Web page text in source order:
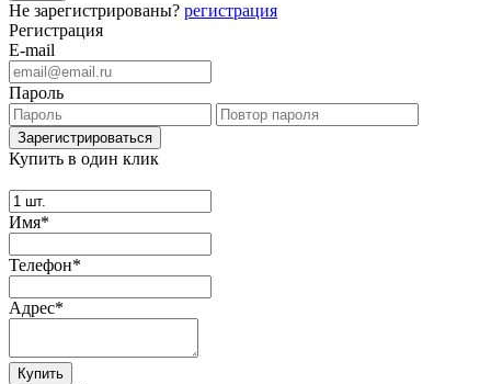
Не зарегистрированы? регистрация
Регистрация
E-mail
Пароль
Купить в один клик
Имя*
Телефон*
Адрес*
Купить